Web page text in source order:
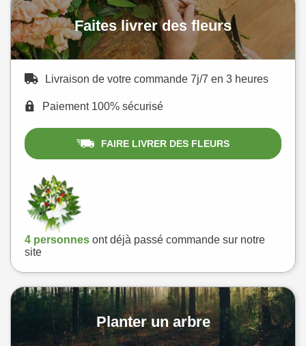
Faites livrer des fleurs
Livraison de votre commande 7j/7 en 3 heures
Paiement 100% sécurisé
FAIRE LIVRER DES FLEURS
4 personnes ont déjà passé commande sur notre
site
Planter un arbre